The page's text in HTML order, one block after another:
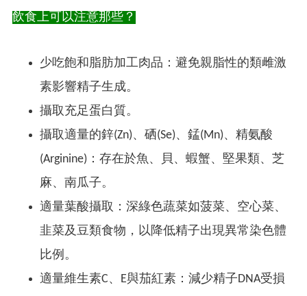
飲食上可以注意那些？
少吃飽和脂肪加工肉品：避免親脂性的類雌激
素影響精子生成。
攝取充足蛋白質。
攝取適量的鋅(Zn)、硒(Se)、錳(Mn)、精氨酸
(Arginine)：存在於魚、貝、蝦蟹、堅果類、芝
麻、南瓜子。
適量葉酸攝取：深綠色蔬菜如菠菜、空心菜、
韭菜及豆類食物，以降低精子出現異常染色體
比例。
適量維生素C、E與茄紅素：減少精子DNA受損